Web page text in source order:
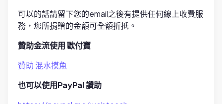
可以的話請留下您的email之後有提供任何線上收費服
務，您所捐贈的金額可全額折抵。
贊助金流使用 歐付寶
贊助 混水摸魚
也可以使用PayPal 讚助